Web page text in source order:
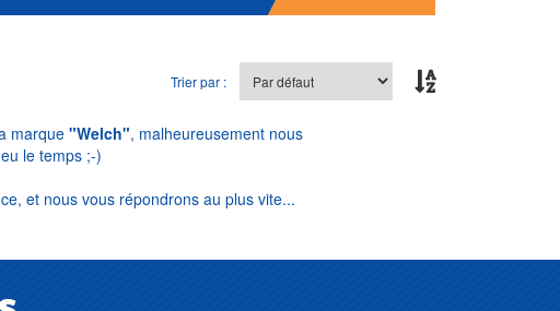
Trier par :
marque "Welch", malheureusement nous
le temps ;-)
et nous vous répondrons au plus vite...